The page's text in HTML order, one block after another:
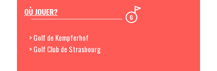
OÙ JOUER?
> Golf de Kempferhof
> Golf Club de Strasbourg